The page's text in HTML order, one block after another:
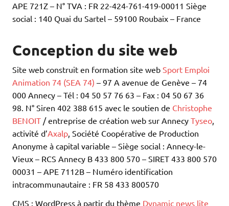
APE 721Z – N° TVA : FR 22-424-761-419-00011 Siège
social : 140 Quai du Sartel – 59100 Roubaix – France
Conception du site web
Site web construit en formation site web Sport Emploi
Animation 74 (SEA 74) – 97 A avenue de Genève – 74
000 Annecy – Tél : 04 50 57 76 63 – Fax : 04 50 67 36
98. N° Siren 402 388 615 avec le soutien de Christophe
BENOIT / entreprise de création web sur Annecy Tyseo
activité d’Axalp , Société Coopérative de Production
Anonyme à capital variable – Siège social : Annecy-le-
Vieux – RCS Annecy B 433 800 570 – SIRET 433 800 570
00031 – APE 7112B – Numéro identification
intracommunautaire : FR 58 433 800570
CMS : WordPress à partir du thème Dynamic news lite